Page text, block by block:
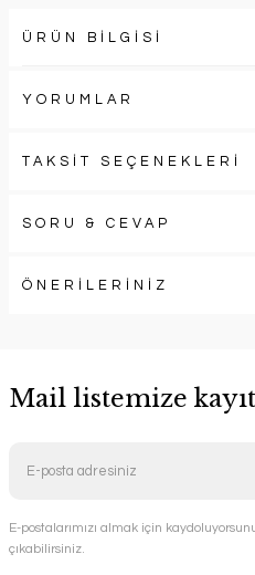
ÜRÜN BİLGİSİ
YORUMLAR
TAKSİT SEÇENEKLERİ
SORU & CEVAP
ÖNERİLERİNİZ
Mail listemize
E-postalarımızı almak için
çıkabilirsiniz.